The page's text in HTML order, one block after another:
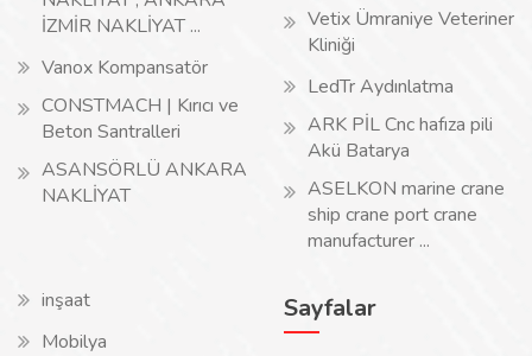
İZMİR NAKLİYAT ...
Vanox Kompansatör
CONSTMACH | Kırıcı ve
Beton Santralleri
ASANSÖRLÜ ANKARA
NAKLİYAT
Vetix Ümraniye Veteriner
Kliniği
LedTr Aydınlatma
ARK PİL Cnc hafıza pili
Akü Batarya
ASELKON marine crane
ship crane port crane
manufacturer ...
inşaat
Mobilya
Sayfalar